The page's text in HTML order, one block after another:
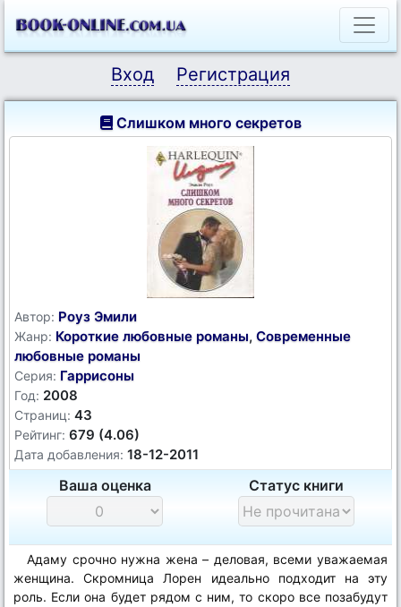
Вход Регистрация
Слишком много секретов
Автор: Роуз Эмили
Жанр: Короткие любовные романы, Современные
любовные романы
Серия: Гаррисоны
Год: 2008
Страниц: 43
Рейтинг: 679 (4.06)
Дата добавления: 18-12-2011
Ваша оценка Статус книги
Адаму срочно нужна жена – деловая, всеми уважаемая
женщина. Скромница Лорен идеально подходит на эту
роль. Если она будет рядом с ним, то скоро все позабудут